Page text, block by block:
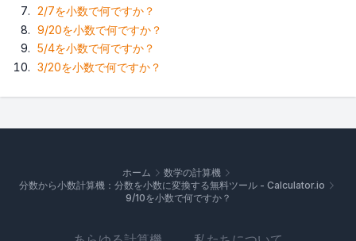
2/7を小数で何ですか？
9/20を小数で何ですか？
5/4を小数で何ですか？
3/20を小数で何ですか？
ホーム
数学の計算機
分数から小数計算機：分数を小数に変換する無料ツール - Calculator.io
9/10を小数で何ですか？